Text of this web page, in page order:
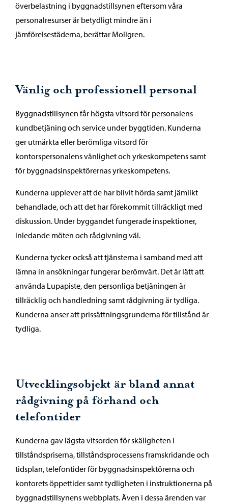
överbelastning i byggnadstillsynen eftersom våra
personalresurser är betydligt mindre än i
jämförelsestäderna, berättar Mollgren.
Vänlig och professionell personal
Byggnadstillsynen får högsta vitsord för personalens
kundbetjäning och service under byggtiden. Kunderna
ger utmärkta eller berömliga vitsord för
kontorspersonalens vänlighet och yrkeskompetens samt
för byggnadsinspektörernas yrkeskompetens.
Kunderna upplever att de har blivit hörda samt jämlikt
behandlade, och att det har förekommit tillräckligt med
diskussion. Under byggandet fungerade inspektioner,
inledande möten och rådgivning väl.
Kunderna tycker också att tjänsterna i samband med att
lämna in ansökningar fungerar berömvärt. Det är lätt att
använda Lupapiste, den personliga betjäningen är
tillräcklig och handledning samt rådgivning är tydliga.
Kunderna anser att prissättningsgrunderna för tillstånd är
tydliga.
Utvecklingsobjekt är bland annat
rådgivning på förhand och
telefontider
Kunderna gav lägsta vitsorden för skäligheten i
tillståndspriserna, tillståndsprocessens framskridande och
tidsplan, telefontider för byggnadsinspektörerna och
kontorets öppettider samt tydligheten i instruktionerna på
byggnadstillsynens webbplats. Även i dessa ärenden var